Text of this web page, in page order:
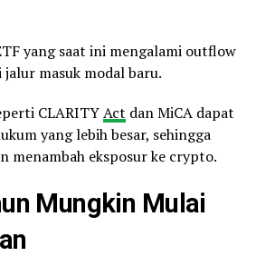
yang saat ini mengalami outflow
jalur masuk modal baru.
CLARITYAct dan MiCA dapat
yang lebih besar, sehingga
menambah eksposur ke crypto.
Mungkin Mulai